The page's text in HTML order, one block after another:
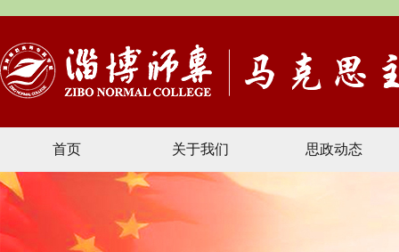
首页 关于我们 思政动态